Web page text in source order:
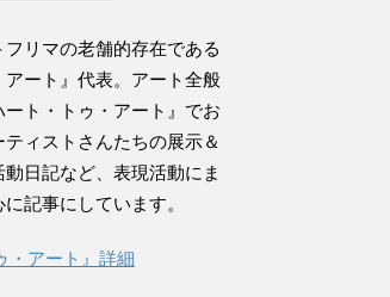
リマの老舗的存在である
アート』代表。アート全般
ト・トゥ・アート』でお
ィストさんたちの展示＆
日記など、表現活動にま
記事にしています。
・アート』詳細